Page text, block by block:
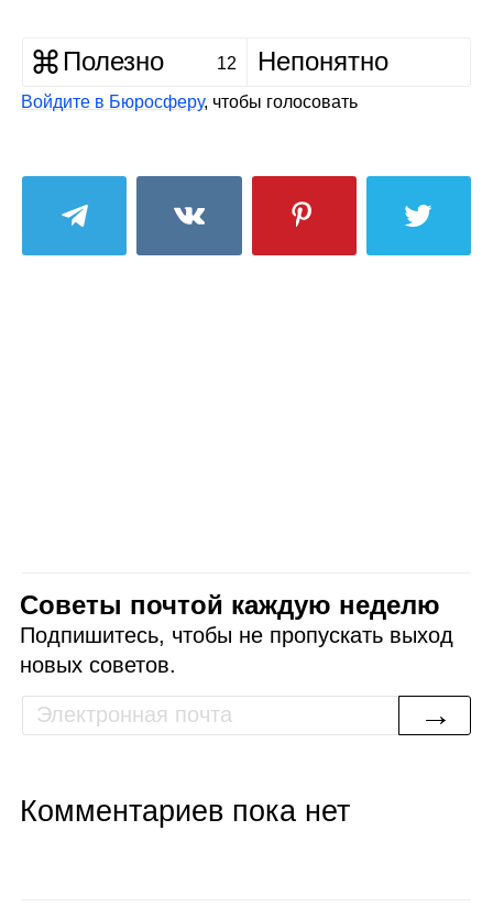
Полезно 12 Непонятно
Войдите в Бюросферу, чтобы голосовать
Советы почтой каждую неделю
Подпишитесь, чтобы не пропускать выход
новых советов.
→
Комментариев пока нет